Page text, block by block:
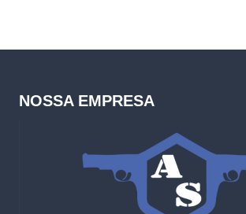
NOSSA EMPRESA